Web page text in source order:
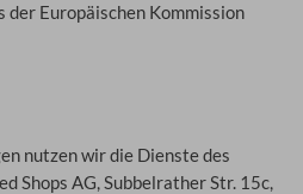
der Europäischen Kommission
nutzen wir die Dienste des
Shops AG, Subbelrather Str. 15c,